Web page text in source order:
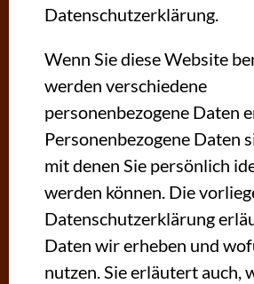
Datenschutzerklärung.
Wenn Sie diese Website
werden verschiedene
personenbezogene Daten
Personenbezogene Daten
mit denen Sie persönlich
werden können. Die
Datenschutzerklärung
Daten wir erheben und
nutzen. Sie erläutert auch,